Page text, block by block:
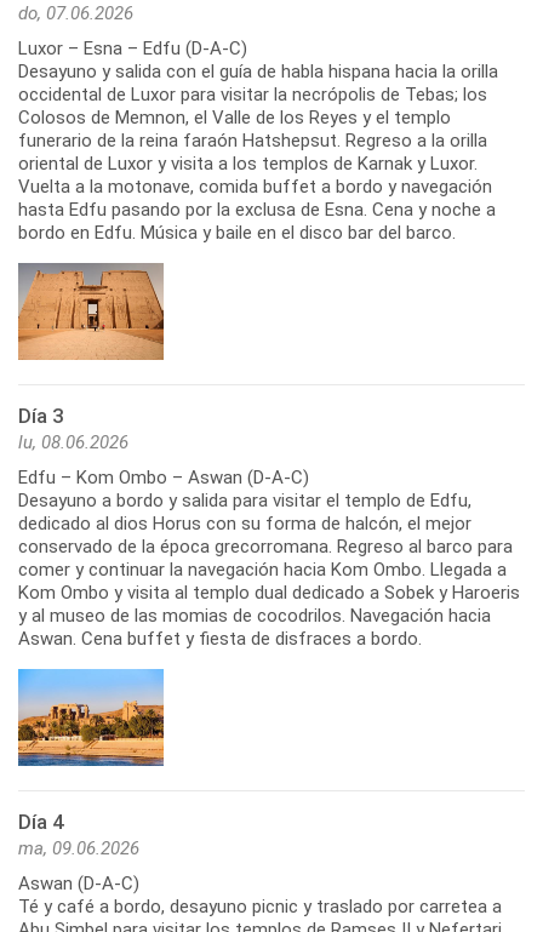
do, 07.06.2026
Luxor – Esna – Edfu (D-A-C)
Desayuno y salida con el guía de habla hispana hacia la orilla
occidental de Luxor para visitar la necrópolis de Tebas; los
Colosos de Memnon, el Valle de los Reyes y el templo
funerario de la reina faraón Hatshepsut. Regreso a la orilla
oriental de Luxor y visita a los templos de Karnak y Luxor.
Vuelta a la motonave, comida buffet a bordo y navegación
hasta Edfu pasando por la exclusa de Esna. Cena y noche a
bordo en Edfu. Música y baile en el disco bar del barco.
Día 3
lu, 08.06.2026
Edfu – Kom Ombo – Aswan (D-A-C)
Desayuno a bordo y salida para visitar el templo de Edfu,
dedicado al dios Horus con su forma de halcón, el mejor
conservado de la época grecorromana. Regreso al barco para
comer y continuar la navegación hacia Kom Ombo. Llegada a
Kom Ombo y visita al templo dual dedicado a Sobek y Haroeris
y al museo de las momias de cocodrilos. Navegación hacia
Aswan. Cena buffet y fiesta de disfraces a bordo.
Día 4
ma, 09.06.2026
Aswan (D-A-C)
Té y café a bordo, desayuno picnic y traslado por carretea a